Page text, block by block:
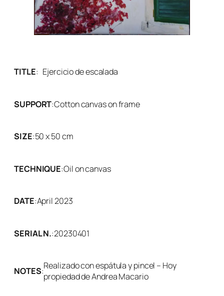
TITLE: Ejercicio de escalada
SUPPORT:Cotton canvas on frame
SIZE:50 x 50 cm
TECHNIQUE:Oil on canvas
DATE:April 2023
SERIAL N.:20230401
NOTES:Realizado con espátula y pincel – Hoy
propiedad de Andrea Macario